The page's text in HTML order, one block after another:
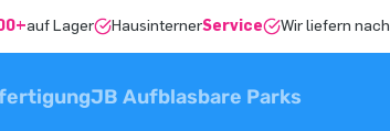
auf Lager HausinternerService Wir liefern nach
JB Aufblasbare Parks